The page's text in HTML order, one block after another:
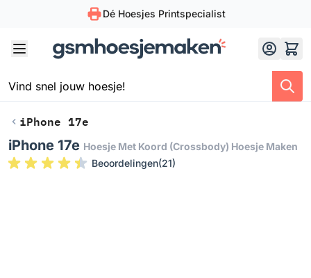
Dé Hoesjes Printspecialist
iPhone 17e
iPhone 17e Hoesje Met Koord (crossbody) Hoesje Maken
Beoordelingen(21)